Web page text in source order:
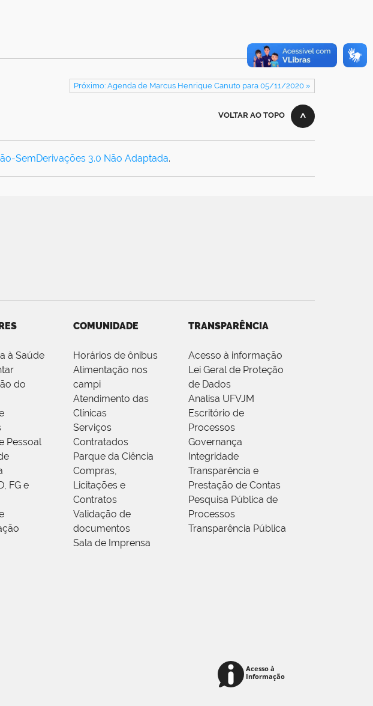
Próximo: Agenda de Marcus Henrique Canuto para 05/11/2020 »
VOLTAR AO TOPO
SemDerivações 3.0 Não Adaptada.
à Saúde
do
Pessoal
FG e
COMUNIDADE
Horários de ônibus
Alimentação nos
campi
Atendimento das
Clínicas
Serviços
Contratados
Parque da Ciência
Compras,
Licitações e
Contratos
Validação de
documentos
Sala de Imprensa
TRANSPARÊNCIA
Acesso à informação
Lei Geral de Proteção
de Dados
Analisa UFVJM
Escritório de
Processos
Governança
Integridade
Transparência e
Prestação de Contas
Pesquisa Pública de
Processos
Transparência Pública